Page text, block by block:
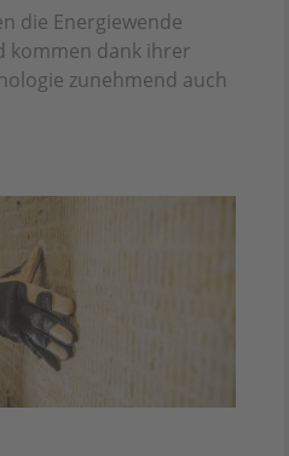
die Energiewende
kommen dank ihrer
zunehmend auch